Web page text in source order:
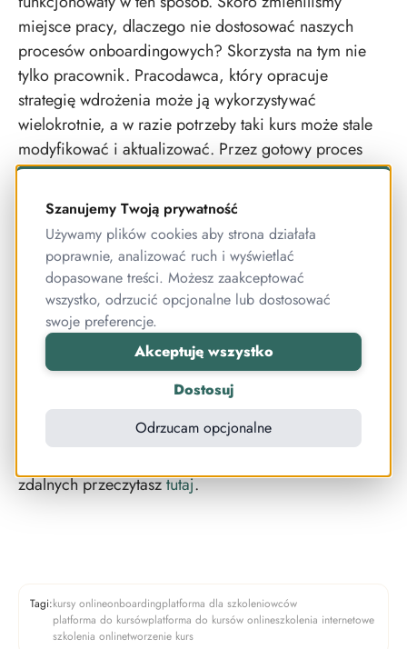
miejsce pracy, dlaczego nie dostosować naszych
procesów onboardingowych? Skorzysta na tym nie
tylko pracownik. Pracodawca, który opracuje
strategię wdrożenia może ją wykorzystywać
wielokrotnie, a w razie potrzeby taki kurs może stale
modyfikować i aktualizować. Przez gotowy proces
może przechodzić wiele osób na raz, bez potrzeby
synchronizowania kalendarzy nowozatrudnionych,
szefa działu, kadrowej i samego pracodawcy. Ten
ostatni, jeśli zdecyduje się na oparcie procesu
wdrożenia pracownika na platformie dostarczonej
przez WP Idea, ma możliwość kontroli postępów
uczestników elearningu. Co więcej, WP Idea oferuje
kreator kursu, który przeprowadza przez wszystkie
kroki układania kursu i ułatwia zaprojektowanie
zoptymalizowanego procesu onboardingu.
Więcej o tym jak przenieść swój proces onboardingu
zdalnych przeczytasztutaj.
Tagi:kursy onlineonboardingplatforma dla szkoleniowców
platforma do kursówplatforma do kursów onlineszkolenia internetowe
szkolenia onlinetworzenie kurs
Szanujemy Twoją prywatność
Używamy plików cookies aby strona działała
poprawnie, analizować ruch i wyświetlać
dopasowane treści. Możesz zaakceptować
wszystko, odrzucić opcjonalne lub dostosować
swoje preferencje.
Akceptuję wszystko
Dostosuj
Odrzucam opcjonalne